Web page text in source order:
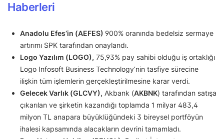
Haberleri
Anadolu Efes’in (AEFES) 900% oranında bedelsiz sermaye
artırımı SPK tarafından onaylandı.
Logo Yazılım (LOGO), 75,93% pay sahibi olduğu iş ortaklığı
Logo Infosoft Business Technology’nin tasfiye sürecine
ilişkin tüm işlemlerin gerçekleştirilmesine karar verdi.
Gelecek Varlık (GLCVY), Akbank (AKBNK) tarafından satışa
çıkarılan ve şirketin kazandığı toplamda 1 milyar 483,4
milyon TL anapara büyüklüğündeki 3 bireysel portföyün
ihalesi kapsamında alacakların devrini tamamladı.